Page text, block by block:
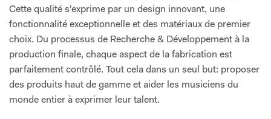
Cette qualité s'exprime par un design innovant, une
fonctionnalité exceptionnelle et des matériaux de premier
choix. Du processus de Recherche & Développement à la
production finale, chaque aspect de la fabrication est
parfaitement contrôlé. Tout cela dans un seul but: proposer
des produits haut de gamme et aider les musiciens du
monde entier à exprimer leur talent.